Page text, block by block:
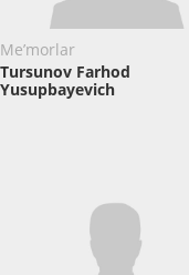
Me’morlar
Tursunov Farhod
Yusupbayevich